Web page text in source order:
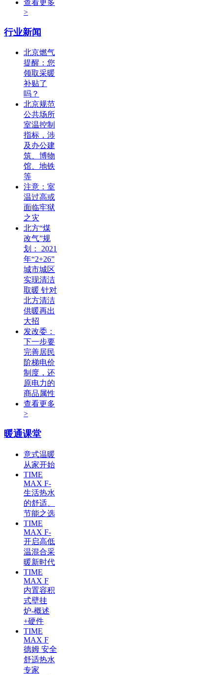
查看更多
>
行业新闻
北京燃气
提醒：您
领取采暖
补贴了
吗？
北京规范
公共场所
室温控制
指标，涉
及办公建
筑、博物
馆、地铁
等
注意：室
温过高或
面临牢狱
之灾
北方“煤
改气”规
划： 2021
年“2+26”
城市城区
实现清洁
取暖 针对
北方清洁
供暖再出
大招
发改委：
下一步要
完善居民
阶梯电价
制度，还
原电力的
商品属性
查看更多
>
暖通课堂
意式温暖
从家开始
TIME
MAX F-
生活热水
的舒适、
节能之选
TIME
MAX F-
开启高低
温混合采
暖新时代
TIME
MAX F
内置容积
式壁挂
炉-概述
+硬件
TIME
MAX F
德姆 安全
舒适热水
专家